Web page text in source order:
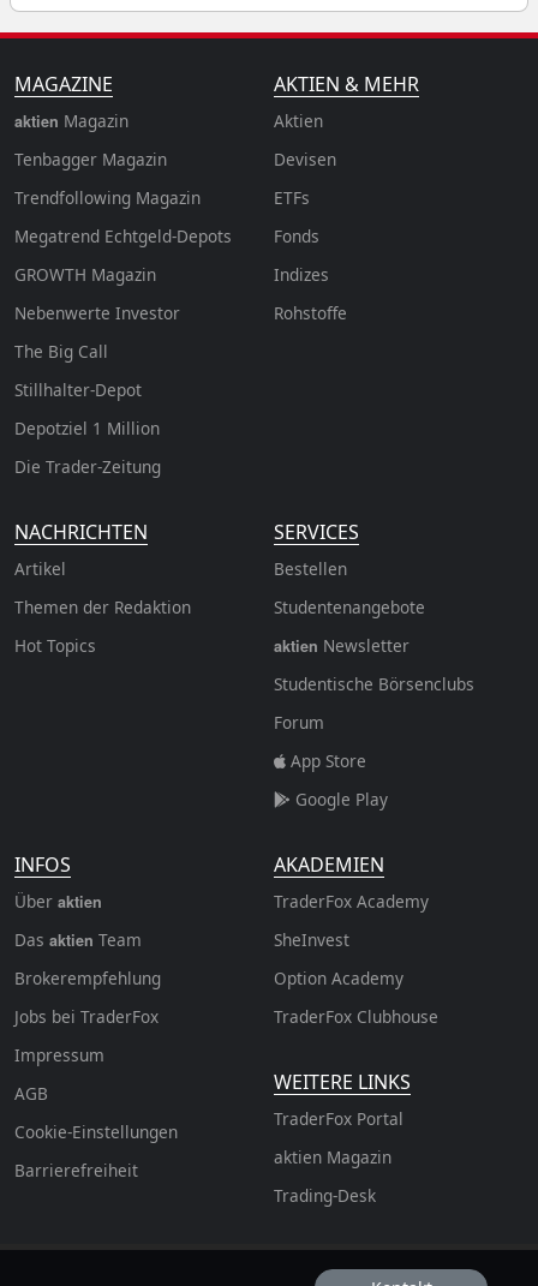
MAGAZINE
aktien Magazin
Tenbagger Magazin
Trendfollowing Magazin
Megatrend Echtgeld-Depots
GROWTH Magazin
Nebenwerte Investor
The Big Call
Stillhalter-Depot
Depotziel 1 Million
Die Trader-Zeitung
AKTIEN & MEHR
Aktien
Devisen
ETFs
Fonds
Indizes
Rohstoffe
NACHRICHTEN
Artikel
Themen der Redaktion
Hot Topics
SERVICES
Bestellen
Studentenangebote
aktien Newsletter
Studentische Börsenclubs
Forum
App Store
Google Play
INFOS
Über aktien
Das aktien Team
Brokerempfehlung
Jobs bei TraderFox
Impressum
AGB
Cookie-Einstellungen
Barrierefreiheit
AKADEMIEN
TraderFox Academy
SheInvest
Option Academy
TraderFox Clubhouse
WEITERE LINKS
TraderFox Portal
aktien Magazin
Trading-Desk